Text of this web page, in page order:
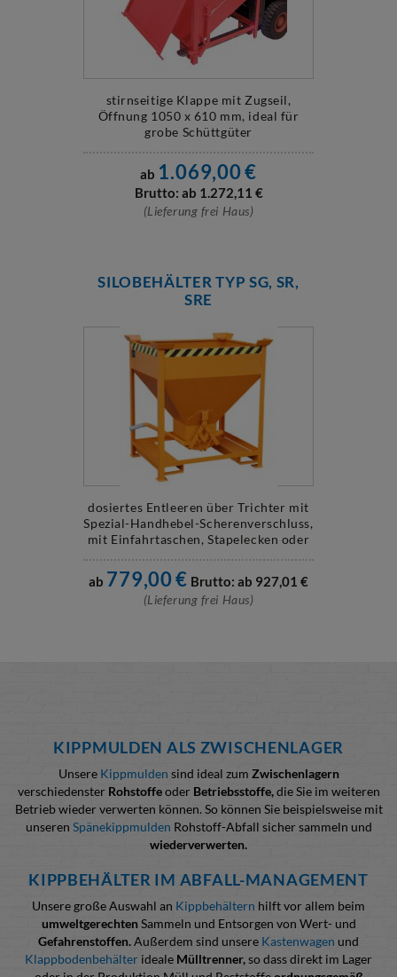
stirnseitige Klappe mit Zugseil,
Öffnung 1050 x 610 mm, ideal für
grobe Schüttgüter
ab 1.069,00€
Brutto: ab 1.272,11 €
(Lieferung frei Haus)
SILOBEHÄLTER TYP SG, SR,
SRE
dosiertes Entleeren über Trichter mit
Spezial-Handhebel-Scherenverschluss,
mit Einfahrtaschen, Stapelecken oder
ab 779,00€ Brutto: ab 927,01 €
(Lieferung frei Haus)
KIPPMULDEN ALS ZWISCHENLAGER
Unsere Kippmulden sind ideal zum Zwischenlagern
verschiedenster Rohstoffeoder Betriebsstoffe,die Sie im weiteren
Betrieb wieder verwerten können. So können Sie beispielsweise mit
unseren Spänekippmulden Rohstoff-Abfall sicher sammeln und
wiederverwerten.
KIPPBEHÄLTER IM ABFALL-MANAGEMENT
Unsere große Auswahl an Kippbehältern hilft vor allem beim
umweltgerechtenSammeln und Entsorgen von Wert- und
Gefahrenstoffen.Außerdem sind unsere Kastenwagen und
Klappbodenbehälter ideale Mülltrenner,so dass direkt im Lager